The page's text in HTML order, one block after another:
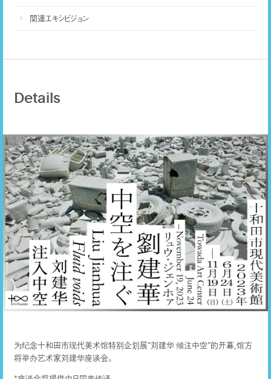
関連エキシビジョン
Details
为纪念十和田市现代美术馆特别企划展“刘建华 倾注中空”的开幕，馆方
将举办艺术家刘建华座谈会。